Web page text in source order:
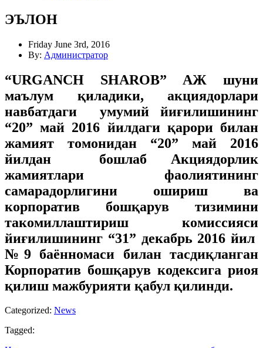
ЭЪЛОН
Friday June 3rd, 2016
By: Администратор
“URGANCH SHAROB” АЖ шуни
маълум қиладики, акциядорлари
навбатдаги умумий йиғилишининг
“20” май 2016 йилдаги қарори билан
жамият томонидан “20” май 2016
йилдан бошлаб Акциядорлик
жамиятлари фаолиятининг
самарадорлигини ошириш ва
корпоратив бошқарув тизимини
такомиллаштириш комиссияси
йиғилишининг “31” декабрь 2016 йил
№9 баённомаси билан тасдиқланган
Корпоратив бошқарув кодексига риоя
қилиш мажбурияти қабул қилинди.
Categorized: News
Tagged: